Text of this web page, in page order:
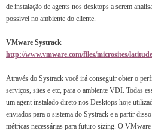
de instalação de agents nos desktops a serem
possível no ambiente do cliente.
VMware Systrack
http://www.vmware.com/files/microsites/
Através do Systrack você irá conseguir obter o
serviços, sites e etc, para o ambiente VDI. Todas
um agent instalado direto nos Desktops hoje
enviados para o sistema do Systrack e a partir
métricas necessárias para futuro sizing. O